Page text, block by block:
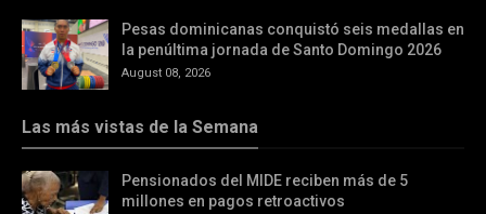
Pesas dominicanas conquistó seis medallas en
la penúltima jornada de Santo Domingo 2026
August 08, 2026
Las más vistas de la Semana
Pensionados del MIDE reciben más de 5
millones en pagos retroactivos